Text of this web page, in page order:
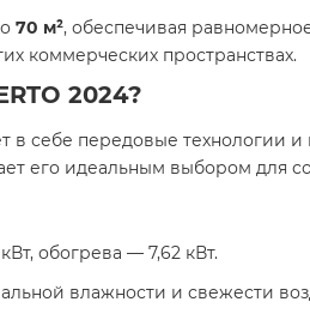
70 м², обеспечивая
коммерческих пространствах.
2024?
в себе передовые технологии
его идеальным выбором
обогрева — 7,62 кВт.
влажности и свежести